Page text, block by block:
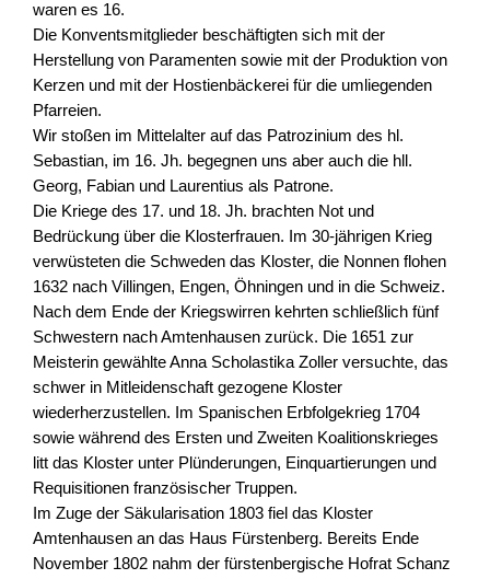
waren es 16.
Die Konventsmitglieder beschäftigten sich mit der
Herstellung von Paramenten sowie mit der Produktion von
Kerzen und mit der Hostienbäckerei für die umliegenden
Pfarreien.
Wir stoßen im Mittelalter auf das Patrozinium des hl.
Sebastian, im 16. Jh. begegnen uns aber auch die hll.
Georg, Fabian und Laurentius als Patrone.
Die Kriege des 17. und 18. Jh. brachten Not und
Bedrückung über die Klosterfrauen. Im 30-jährigen Krieg
verwüsteten die Schweden das Kloster, die Nonnen flohen
1632 nach Villingen, Engen, Öhningen und in die Schweiz.
Nach dem Ende der Kriegswirren kehrten schließlich fünf
Schwestern nach Amtenhausen zurück. Die 1651 zur
Meisterin gewählte Anna Scholastika Zoller versuchte, das
schwer in Mitleidenschaft gezogene Kloster
wiederherzustellen. Im Spanischen Erbfolgekrieg 1704
sowie während des Ersten und Zweiten Koalitionskrieges
litt das Kloster unter Plünderungen, Einquartierungen und
Requisitionen französischer Truppen.
Im Zuge der Säkularisation 1803 fiel das Kloster
Amtenhausen an das Haus Fürstenberg. Bereits Ende
November 1802 nahm der fürstenbergische Hofrat Schanz